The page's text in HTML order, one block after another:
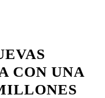
CON UNA